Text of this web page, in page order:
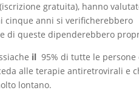
(iscrizione gratuita), hanno
cinque anni si verificherebbero
queste dipenderebbero
il 95% di tutte le persone
alle terapie antiretrovirali e
lontano.